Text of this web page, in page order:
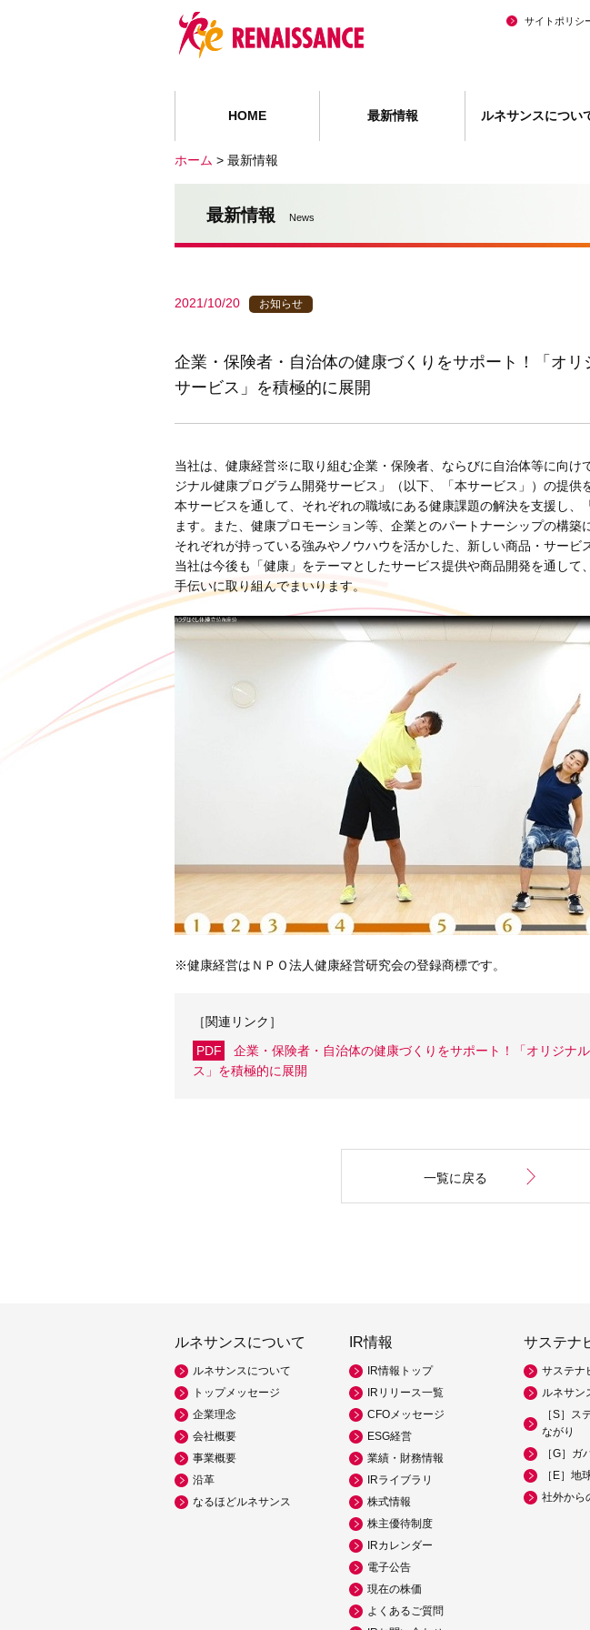
HOME 最新情報 ルネサンスについ
サイトポリシ
ホーム > 最新情報
最新情報 News
2021/10/20 お知らせ
企業・保険者・自治体の健康づくりをサポート！「オ
サービス」を積極的に展開
当社は、健康経営※に取り組む企業・保険者、ならびに自治体等に向け
ジナル健康プログラム開発サービス」（以下、「本サービス」）の提供
本サービスを通して、それぞれの職域にある健康課題の解決を支援し、
ます。また、健康プロモーション等、企業とのパートナーシップの構築
それぞれが持っている強みやノウハウを活かした、新しい商品・サービ
当社は今後も「健康」をテーマとしたサービス提供や商品開発を通して
手伝いに取り組んでまいります。
※健康経営はＮＰＯ法人健康経営研究会の登録商標です。
［関連リンク］
PDF
企業・保険者・自治体の健康づくりをサポート！「オリジナ
ス」を積極的に展開
一覧に戻る
ルネサンスについて
ルネサンスについて
トップメッセージ
企業理念
会社概要
事業概要
沿革
なるほどルネサンス
IR情報
IR情報トップ
IRリリース一覧
CFOメッセージ
ESG経営
業績・財務情報
IRライブラリ
株式情報
株主優待制度
IRカレンダー
電子公告
現在の株価
よくあるご質問
サステナ
サステナ
ルネサン
［S］ス
ながり
［G］ガ
［E］地
社外から